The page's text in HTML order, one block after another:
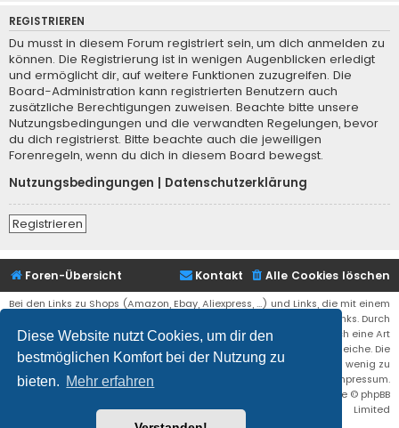
Diese Website nutzt Cookies, um dir den
bestmöglichen Komfort bei der Nutzung zu
bieten. Mehr erfahren
REGISTRIEREN
Du musst in diesem Forum registriert sein, um dich anmelden zu
können. Die Registrierung ist in wenigen Augenblicken erledigt
und ermöglicht dir, auf weitere Funktionen zuzugreifen. Die
Board-Administration kann registrierten Benutzern auch
zusätzliche Berechtigungen zuweisen. Beachte bitte unsere
Nutzungsbedingungen und die verwandten Regelungen, bevor
du dich registrierst. Bitte beachte auch die jeweiligen
Forenregeln, wenn du dich in diesem Board bewegst.
Nutzungsbedingungen
Datenschutzerklärung
Registrieren
Foren-Übersicht Alle Cookies löschen
Kontakt
Bei den Links zu Shops (Amazon, Ebay, Aliexpress, ...) und Links, die mit einem
Stern (*) markiert sind, kann es sich um sogenannte Affiliate Links. Durch
den Kauf eines Produktes über einen Affiliate Link erhälte ich eine Art
Umsatzbeteiligung gutgeschrieben. Für euch bleibt der Preis der gleiche. Die
Einnahmen helfen die Hostgebühren für diese Webseite ein wenig zu
reduzieren. Siehe auch das Impressum.
® Forum Software © phpBB
Limited